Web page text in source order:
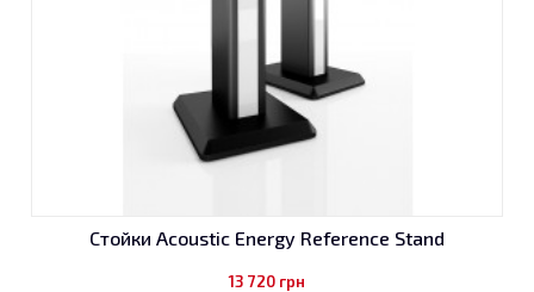
Стойки Acoustic Energy Reference Stand
13 720 грн